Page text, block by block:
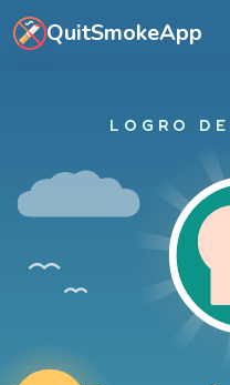
Ir al contenido principal
QuitSmokeApp
LOGRO